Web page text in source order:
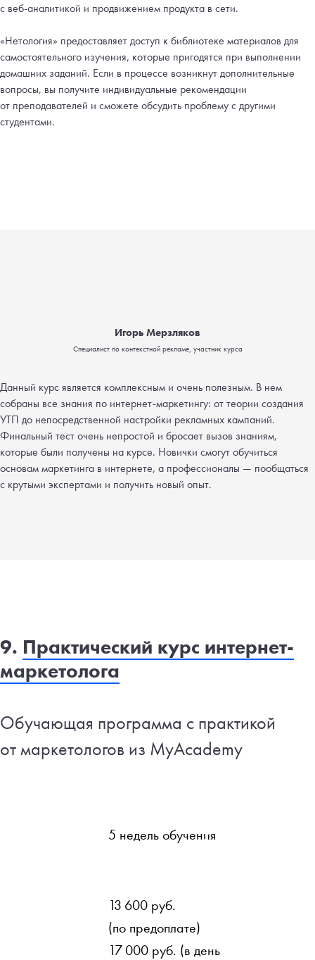
с веб-аналитикой и продвижением продукта в сети.
«Нетология» предоставляет доступ к библиотеке материалов для
самостоятельного изучения, которые пригодятся при выполнении
домашних заданий. Если в процессе возникнут дополнительные
вопросы, вы получите индивидуальные рекомендации
от преподавателей и сможете обсудить проблему с другими
студентами.
Игорь Мерзляков
Специалист по контекстной рекламе, участник курса
Данный курс является комплексным и очень полезным. В нем
собраны все знания по интернет-маркетингу: от теории создания
УТП до непосредственной настройки рекламных кампаний.
Финальный тест очень непростой и бросает вызов знаниям,
которые были получены на курсе. Новички смогут обучиться
основам маркетинга в интернете, а профессионалы — пообщаться
с крутыми экспертами и получить новый опыт.
9. Практический курс интернет-
маркетолога
Обучающая программа с практикой
от маркетологов из MyAcademy
5 недель обучения
13 600 руб.
(по предоплате)
17 000 руб. (в день